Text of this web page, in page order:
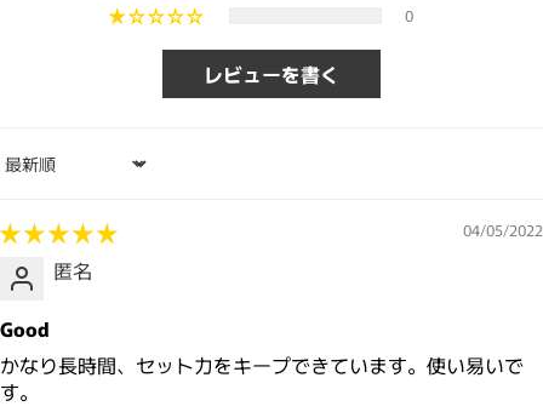
0
レビューを書く
Sort by
04/05/2022
匿名
Good
かなり長時間、セット力をキープできています。使い易いで
す。